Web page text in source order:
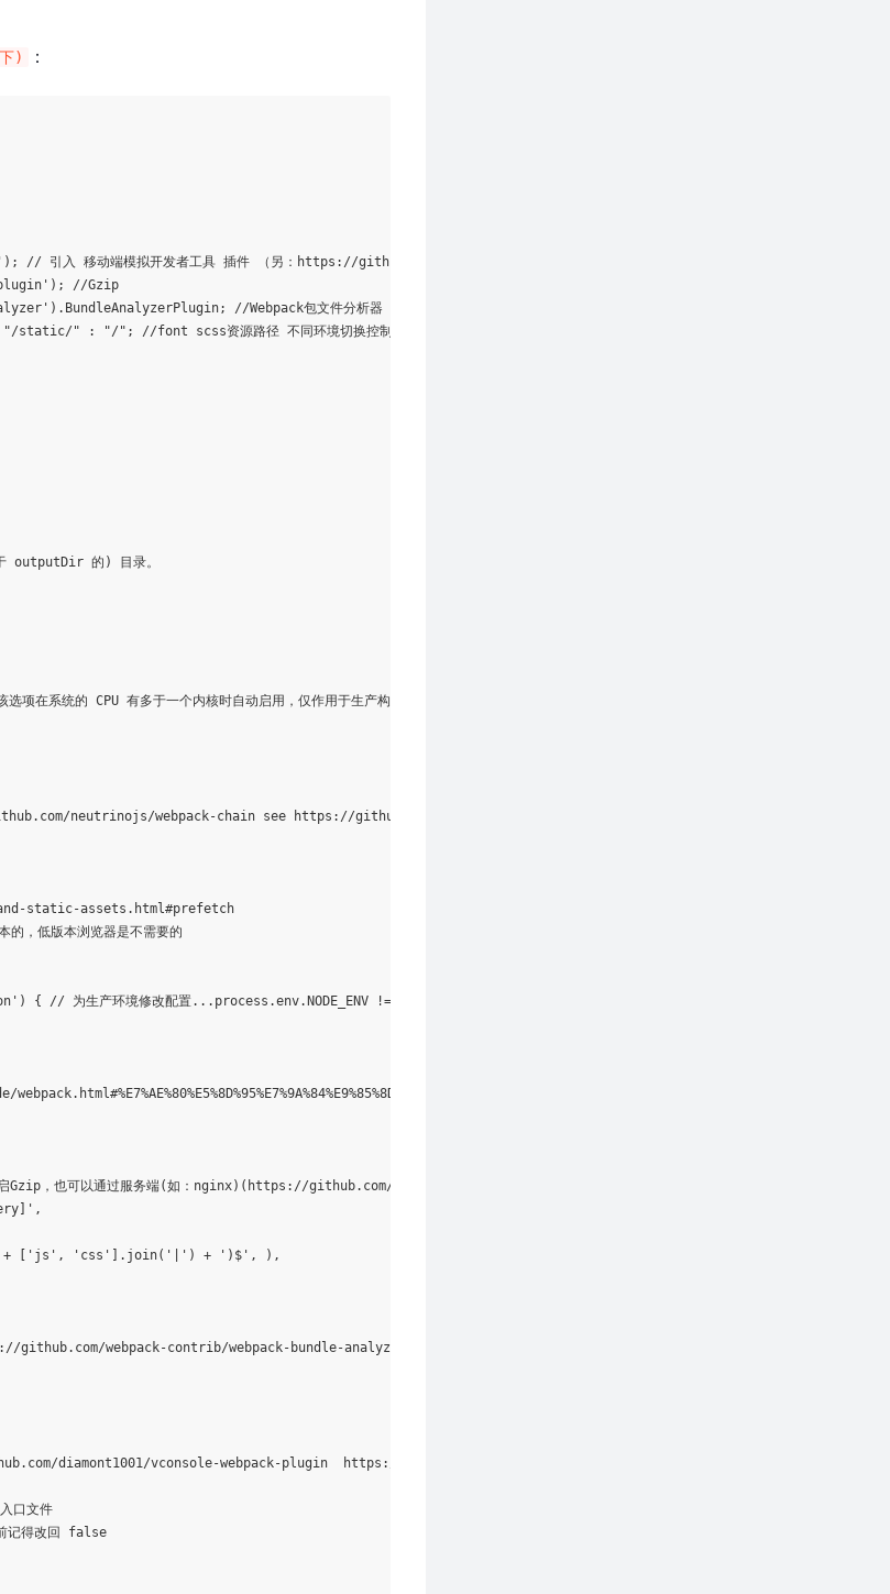
) ：
); // 引入 移动端模拟开发者工具 插件 （另：https://github.com/liriliri/eruda）
); //Gzip
).BundleAnalyzerPlugin; //Webpack包文件分析器
"/static/" : "/" ; //font scss资源路径 不同环境切换控制
static-assets.html
#prefetch
) { // 为生产环境修改配置...process.env.NODE_ENV !==
webpack.html
#%E7%AE%80%E5%8D%95%E7%9A%84%E9%85%8D%E7%BD%AE%E6%96%B9%E5%BC%8F
,
+ [ 'js' , 'css' ].join( '|' ) + ')$' , ),
得改回 false